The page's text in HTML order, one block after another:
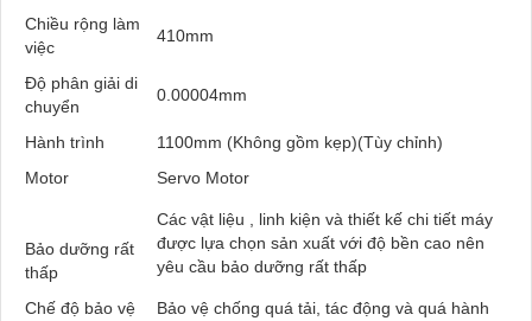
Chiều rộng làm
việc
410mm
Độ phân giải di
chuyển
0.00004mm
Hành trình
1100mm (Không gồm kẹp)(Tùy chỉnh)
Motor
Servo Motor
Bảo dưỡng rất
thấp
Các vật liệu , linh kiện và thiết kế chi tiết máy
được lựa chọn sản xuất với độ bền cao nên
yêu cầu bảo dưỡng rất thấp
Chế độ bảo vệ
Bảo vệ chống quá tải, tác động và quá hành